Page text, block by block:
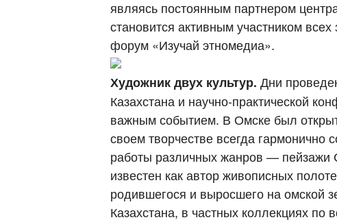
являясь постоянным партнером
становится активным участником
форум «Изучай этномедиа».
Художник двух культур.Дни
Казахстана и научно-практической
важным событием. В Омске был
своем творчестве всегда гармонично
работы различных жанров — пейзажи
известен как автор живописных
родившегося и выросшего на омской
Казахстана, в частных коллекциях по